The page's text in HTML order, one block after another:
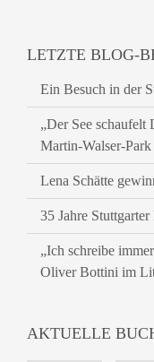
LETZTE BLOG-
Ein Besuch in der
„Der See schaufelt
Martin-Walser-
Lena Schätte
35 Jahre
„Ich schreibe
Oliver Bottini im
AKTUELLE